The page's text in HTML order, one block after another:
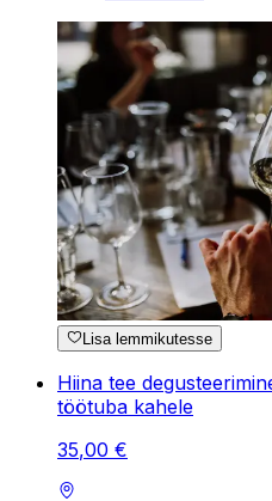
Lisa lemmikutesse
Hiina tee
töötuba kahele
35,00 €